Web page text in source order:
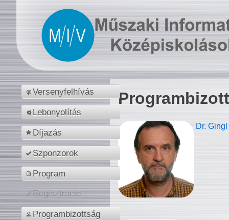
Versenyfelhívás
Lebonyolítás
Díjazás
Szponzorok
Program
Regisztráció
Programbizottság
Dr.